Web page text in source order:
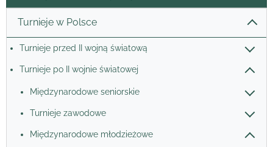
Turnieje w Polsce
Turnieje przed II wojną światową
Turnieje po II wojnie światowej
Międzynarodowe seniorskie
Turnieje zawodowe
Międzynarodowe młodzieżowe